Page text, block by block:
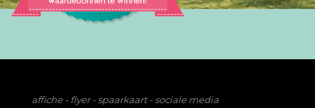
affiche - flyer - spaarkaart - sociale media